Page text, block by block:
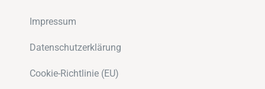
Impressum
Datenschutzerklärung
Cookie-Richtlinie (EU)